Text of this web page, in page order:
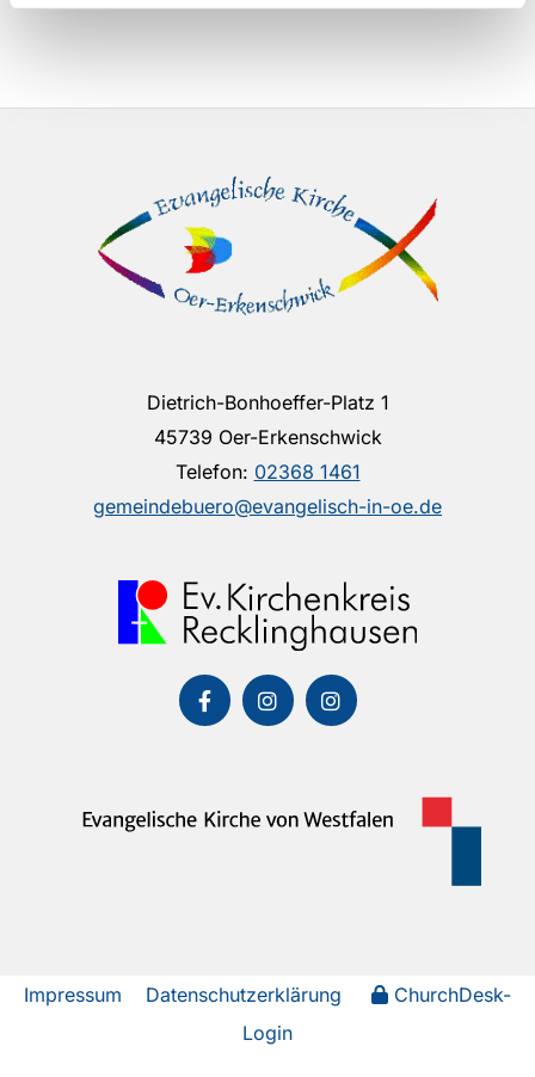
Dietrich-Bonhoeffer-Platz 1
45739 Oer-Erkenschwick
Telefon: 02368 1461
gemeindebuero@evangelisch-in-oe.de
Impressum Datenschutzerklärung
ChurchDesk-
Login